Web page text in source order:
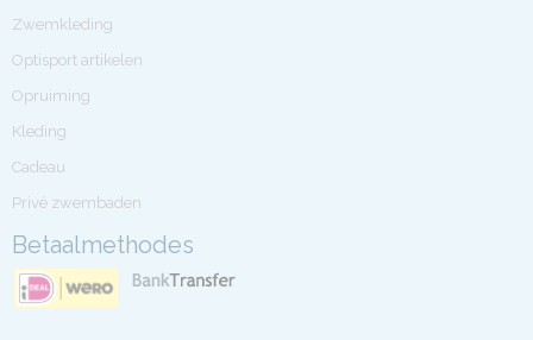
Zwemkleding
Optisport artikelen
Opruiming
Kleding
Cadeau
Privé zwembaden
Betaalmethodes